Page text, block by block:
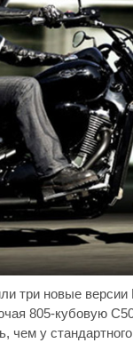
три новые
805-кубовую
чем у